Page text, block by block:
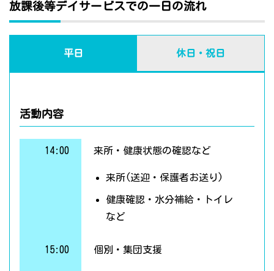
放課後等デイサービスでの一日の流れ
平日 休日・祝日
活動内容
14:00 来所・健康状態の確認など
来所(送迎・保護者お送り)
健康確認・水分補給・トイレ
など
15:00 個別・集団支援